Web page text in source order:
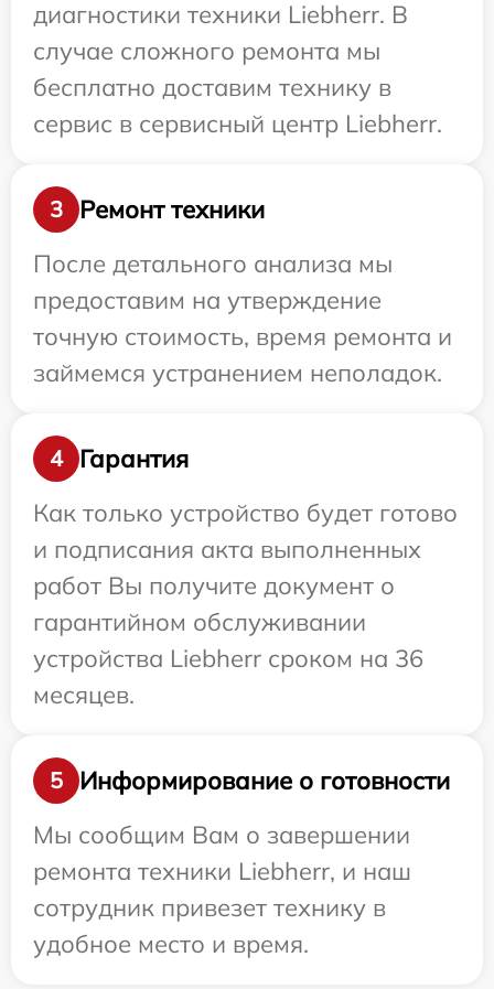
диагностики техники Liebherr. В
случае сложного ремонта мы
бесплатно доставим технику в
сервис в сервисный центр Liebherr.
3
Ремонт техники
После детального анализа мы
предоставим на утверждение
точную стоимость, время ремонта и
займемся устранением неполадок.
4
Гарантия
Как только устройство будет готово
и подписания акта выполненных
работ Вы получите документ о
гарантийном обслуживании
устройства Liebherr сроком на 36
месяцев.
5
Информирование о готовности
Мы сообщим Вам о завершении
ремонта техники Liebherr, и наш
сотрудник привезет технику в
удобное место и время.